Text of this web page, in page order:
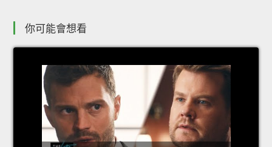
你可能會想看